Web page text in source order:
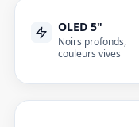
OLED 5"
Noirs profonds,
couleurs vives